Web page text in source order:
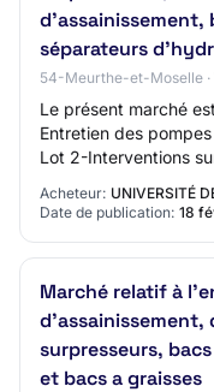
d'assainissement,
séparateurs
54-Meurthe-et-Moselle ·
Le présent marché
Entretien des
Lot 2-Interventions
bacs acides, bacs à
Acheteur: UNIVERSITÉ
Date de publication: 18
Marché relatif à
d'assainissement,
surpresseurs,
et bacs a graisses